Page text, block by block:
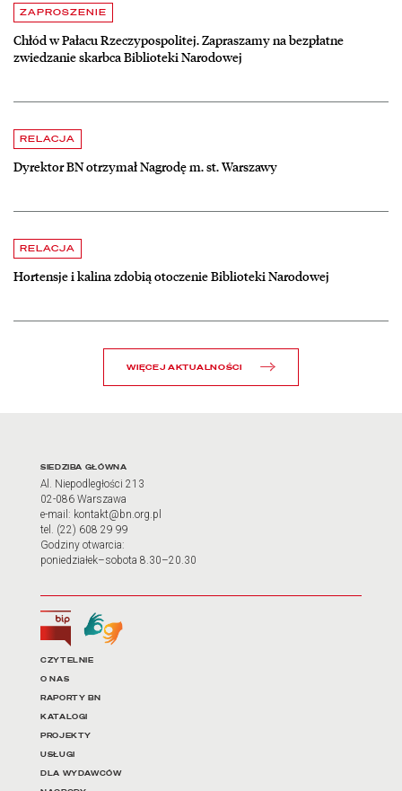
Aktualności
ZAPROSZENIE
Chłód w Pałacu Rzeczypospolitej. Zapraszamy na bezpłatne
zwiedzanie skarbca Biblioteki Narodowej
czytaj więcej o Chłód w Pałacu Rzeczypospolitej. Zapraszamy na
RELACJA
Dyrektor BN otrzymał Nagrodę m. st. Warszawy
czytaj więcej o Dyrektor BN otrzymał Nagrodę m. st. Warszawy
RELACJA
Hortensje i kalina zdobią otoczenie Biblioteki Narodowej
czytaj więcej o Hortensje i kalina zdobią otoczenie Biblioteki
WIĘCEJ AKTUALNOŚCI
Adres oraz godziny
SIEDZIBA GŁÓWNA
Al. Niepodległości 213
02-086 Warszawa
e-mail: kontakt@bn.org.pl
tel. (22) 608 29 99
Godziny otwarcia:
poniedziałek–sobota 8.30–20.30
Biuletyn Informacji Publicznej
Tłumacz języka migowego
Linki do najważniejszych
CZYTELNIE
O NAS
RAPORTY BN
KATALOGI
PROJEKTY
USŁUGI
DLA WYDAWCÓW